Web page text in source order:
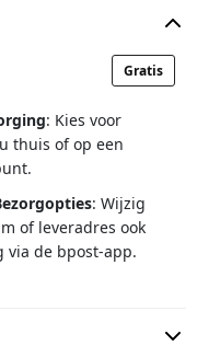
Gratis
: Kies voor
thuis of op een
: Wijzig
of leveradres ook
via de bpost-app.